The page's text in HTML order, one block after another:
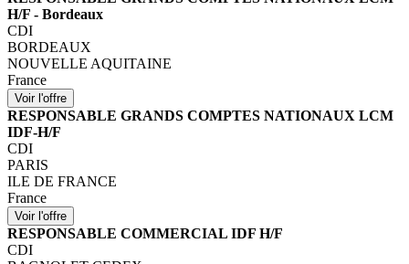
H/F - Bordeaux
CDI
BORDEAUX
NOUVELLE AQUITAINE
France
RESPONSABLE GRANDS COMPTES NATIONAUX LCM
IDF-H/F
CDI
PARIS
ILE DE FRANCE
France
RESPONSABLE COMMERCIAL IDF H/F
CDI